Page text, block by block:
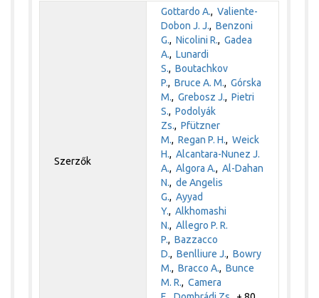
Szerzők
Gottardo A.,Valiente-
Dobon J. J.,Benzoni
G.,Nicolini R.,Gadea
A.,Lunardi
S.,Boutachkov
P.,Bruce A. M.,Górska
M.,Grebosz J.,Pietri
S.,Podolyák
Zs.,Pfützner
M.,Regan P. H.,Weick
H.,Alcantara-Nunez J.
A.,Algora A.,Al-Dahan
N.,de Angelis
G.,Ayyad
Y.,Alkhomashi
N.,Allegro P. R.
P.,Bazzacco
D.,Benlliure J.,Bowry
M.,Bracco A.,Bunce
M. R.,Camera